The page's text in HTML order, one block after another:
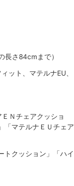
さ84cmまで）
ット、マテルナEU、
Ｎチェアクッショ
「マテルナＥＵチェア
トクッション」「ハイ